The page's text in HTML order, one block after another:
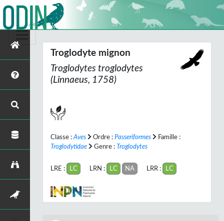
Troglodyte mignon
Troglodytes troglodytes
(Linnaeus, 1758)
Classe : Aves Ordre : Passeriformes
Famille :
Troglodytidae
Genre : Troglodytes
LRE : LC LRN : LC NA LRR : LC